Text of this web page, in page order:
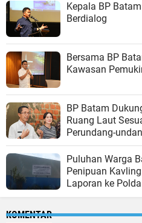
Kepala BP
Berdialog
Bersama BP
Kawasan
BP Batam
Ruang Laut
Perundang-
Puluhan Warga
Penipuan
Laporan ke
KOMENTAR